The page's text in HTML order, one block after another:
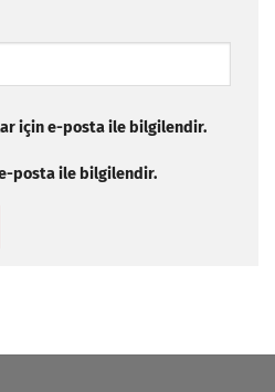
için e-posta ile bilgilendir.
posta ile bilgilendir.